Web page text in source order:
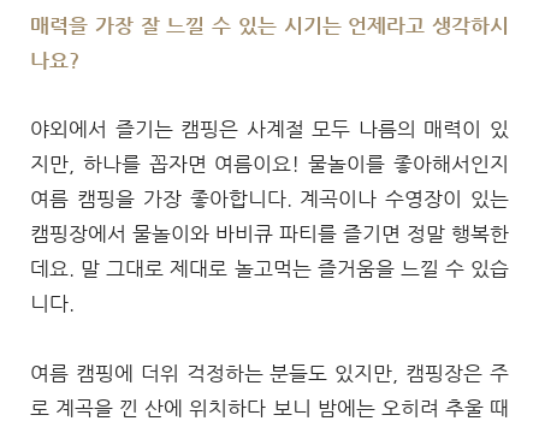
매력을 가장 잘 느낄 수 있는 시기는 언제라고 생각하시
나요?
야외에서 즐기는 캠핑은 사계절 모두 나름의 매력이 있
지만, 하나를 꼽자면 여름이요! 물놀이를 좋아해서인지
여름 캠핑을 가장 좋아합니다. 계곡이나 수영장이 있는
캠핑장에서 물놀이와 바비큐 파티를 즐기면 정말 행복한
데요. 말 그대로 제대로 놀고먹는 즐거움을 느낄 수 있습
니다.
여름 캠핑에 더위 걱정하는 분들도 있지만, 캠핑장은 주
로 계곡을 낀 산에 위치하다 보니 밤에는 오히려 추울 때